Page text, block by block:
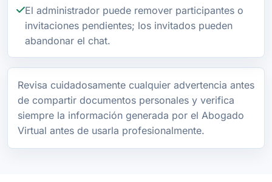
El administrador puede remover participantes o
invitaciones pendientes; los invitados pueden
abandonar el chat.
Revisa cuidadosamente cualquier advertencia antes
de compartir documentos personales y verifica
siempre la información generada por el Abogado
Virtual antes de usarla profesionalmente.